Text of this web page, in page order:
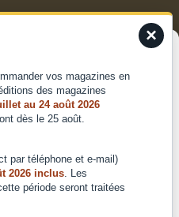
nous utilisons des technologies
ou accéder aux informations des
nous permettra de
de navigation ou les ID
ou de retirer son
sur certaines caractéristiques
client
légales
de
×
vos magazines en
des magazines
au 24 août 2026
dès le 25 août.
par téléphone et e-mail)
2026 inclus. Les
période seront traitées